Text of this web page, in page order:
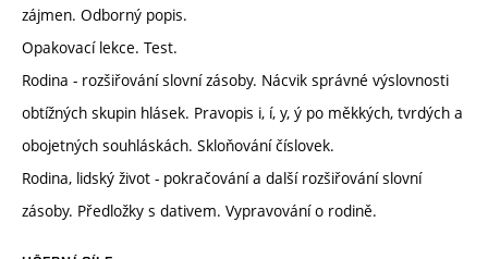
zájmen. Odborný popis.
Opakovací lekce. Test.
Rodina - rozšiřování slovní zásoby. Nácvik správné výslovnosti
obtížných skupin hlásek. Pravopis i, í, y, ý po měkkých, tvrdých a
obojetných souhláskách. Skloňování číslovek.
Rodina, lidský život - pokračování a další rozšiřování slovní
zásoby. Předložky s dativem. Vypravování o rodině.